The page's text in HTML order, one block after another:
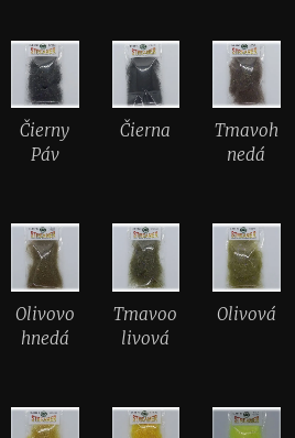
Čierny
Páv
Čierna
Tmavoh
nedá
Olivovo
hnedá
Tmavoo
livová
Olivová